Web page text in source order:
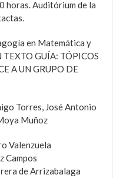
horas. Auditórium de la
en Matemática y
TEXTO GUÍA: TÓPICOS
A UN GRUPO DE
Torres, José Antonio
Muñoz
Valenzuela
Campos
de Arrizabalaga